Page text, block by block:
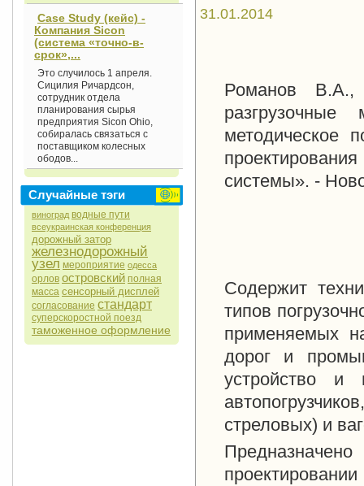
Case Study (кейс) -
Компания Sicon
(система «точно-в-
срок»,...
Это случилось 1 апреля.
Сицилия Ричардсон,
сотрудник отдела
планирования сырья
предприятия Sicon Ohio,
собиралась связаться с
поставщиком колесных
ободов...
Случайные тэги
виноград водные пути
всеукраинская конференция
дорожный затор
железнодорожный
узел мероприятие одесса
орлов островский полная
масса сенсорный дисплей
согласование стандарт
суперскоростной поезд
таможенное оформление
31.01.2014
Романов В.А.,
методическое
системы». -
Содержит
типов
применяемых
дорог и
устройство и
стреловых) и